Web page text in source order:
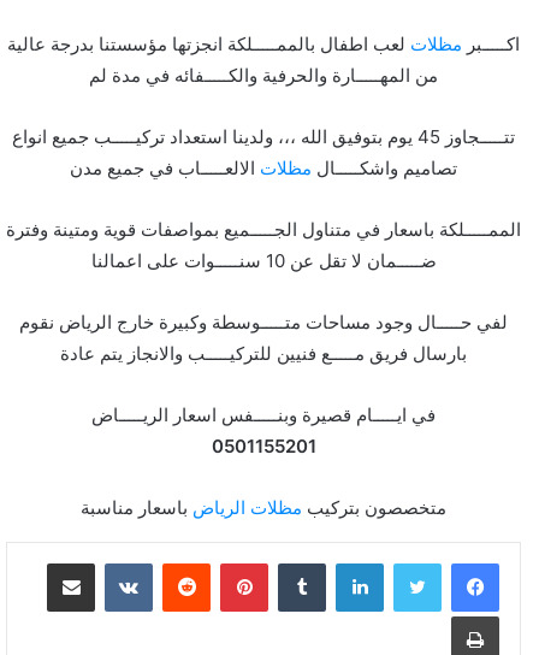
اكـــــبر مظلات لعب اطفال بالممـــــلكة انجزتها مؤسستنا بدرجة عالية
من المهـــــارة والحرفية والكـــــفائه في مدة لم
تتـــــجاوز 45 يوم بتوفيق الله ،،، ولدينا استعداد تركيـــــب جميع انواع
تصاميم واشكـــــال مظلات الالعـــــاب في جميع مدن
الممـــــلكة باسعار في متناول الجـــــميع بمواصفات قوية ومتينة وفترة
ضـــــمان لا تقل عن 10 سنـــــوات على اعمالنا
لفي حـــــال وجود مساحات متـــــوسطة وكبيرة خارج الرياض نقوم
بارسال فريق مـــــع فنيين للتركيـــــب والانجاز يتم عادة
في ايـــــام قصيرة وبنـــــفس اسعار الريـــــاض
0501155201
متخصصون بتركيب مظلات الرياض باسعار مناسبة
لينكدإن بينتيريست مشاركة عبر البريد
طباعة